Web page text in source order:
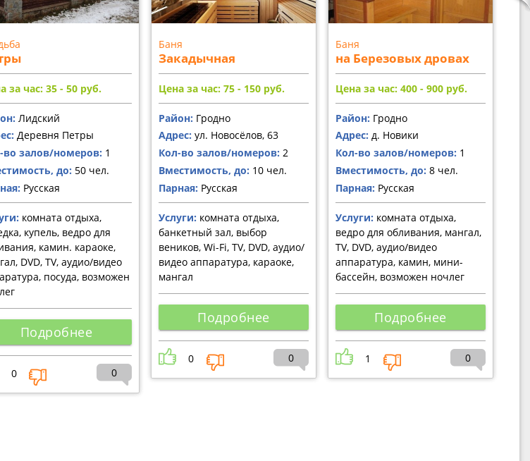
за час: 35 - 50 руб.
Лидский
Деревня Петры
во залов/номеров: 1
до: 50 чел.
Русская
комната отдыха,
купель, ведро для
камин. караоке,
DVD, TV, аудио/видео
посуда, возможен
Подробнее
0 0
Баня
Закадычная
Цена за час: 75 - 150 руб.
Район: Гродно
Адрес: ул. Новосёлов, 63
Кол-во залов/номеров: 2
Вместимость, до: 10 чел.
Парная: Русская
Услуги: комната отдыха,
банкетный зал, выбор
веников, Wi-Fi, TV, DVD, аудио/
видео аппаратура, караоке,
мангал
Подробнее
0 0
Баня
на Березовых дровах
Цена за час: 400 - 900 руб.
Район: Гродно
Адрес: д. Новики
Кол-во залов/номеров: 1
Вместимость, до: 8 чел.
Парная: Русская
Услуги: комната отдыха,
ведро для обливания, мангал,
TV, DVD, аудио/видео
аппаратура, камин, мини-
бассейн, возможен ночлег
Подробнее
1 0